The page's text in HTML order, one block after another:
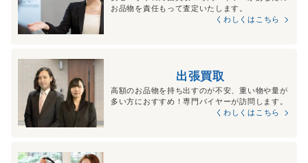
お品物を責任もって査定いたします。
くわしくはこちら
出張買取
高額のお品物を持ち出すのが不安、重い物や量が
多い方におすすめ！専門バイヤーが訪問します。
くわしくはこちら